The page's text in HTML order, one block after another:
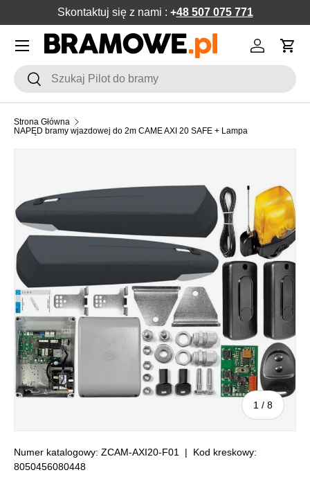
POMIŃ DO ZAWARTOŚCI
Skontaktuj się z nami : +48 507 075 771
SzukajSzukaj
Zaloguj
Menu
Strona Główna
NAPĘD bramy wjazdowej do 2m CAME AXI 20 SAFE + Lampa
1 / z
8
Numer katalogowy: ZCAM-AXI20-F01 | Kod kreskowy:
8050456080448